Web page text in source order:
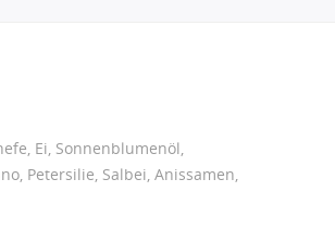
Ei, Sonnenblumenöl,
Petersilie, Salbei, Anissamen,